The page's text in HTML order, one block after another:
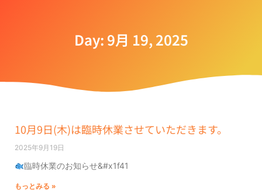
Day: 9月 19, 2025
10月9日(木)は臨時休業させていただきます。
2025年9月19日
臨時休業のお知らせ&#x1f41
もっとみる »